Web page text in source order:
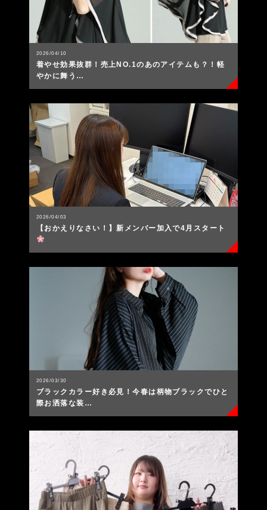
2026/04/10
着やせ効果抜群！売上NO.1のあのアイテムも？！軽
やかに舞う…
2026/04/03
【おかえりなさい！】新メンバー加入で4月スタート
2026/03/30
ブラックカラー好き必見！今春は柄物ブラックでひと
際お洒落な装…